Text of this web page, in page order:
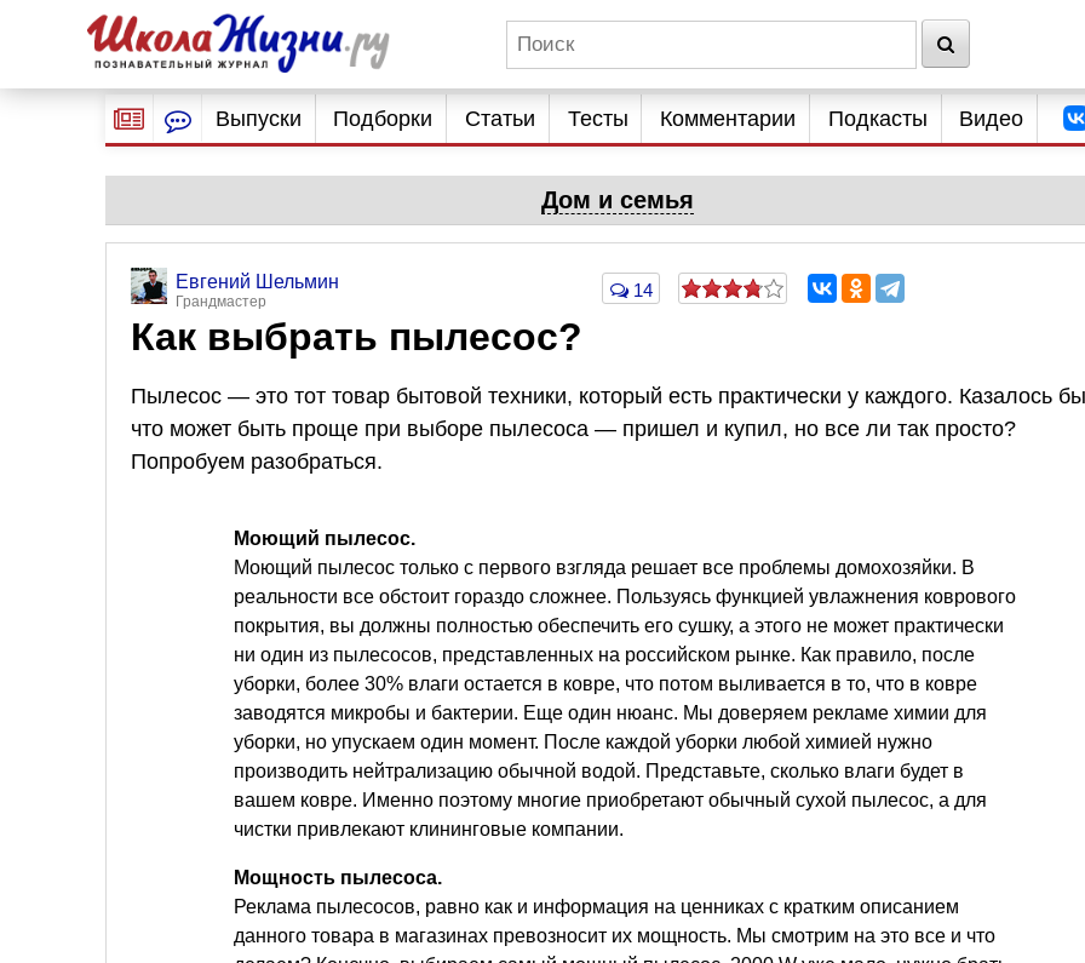
Выпуски Подборки Статьи Тесты Комментарии Подкасты Видео
Дом и семья
Евгений Шельмин
Грандмастер
14
Как выбрать пылесос?
Пылесос — это тот товар бытовой техники, который есть практически у каждого. Казалось
что может быть проще при выборе пылесоса — пришел и купил, но все ли так просто?
Попробуем разобраться.
Моющий пылесос.
Моющий пылесос только с первого взгляда решает все проблемы домохозяйки. В
реальности все обстоит гораздо сложнее. Пользуясь функцией увлажнения коврового
покрытия, вы должны полностью обеспечить его сушку, а этого не может практически
ни один из пылесосов, представленных на российском рынке. Как правило, после
уборки, более 30% влаги остается в ковре, что потом выливается в то, что в ковре
заводятся микробы и бактерии. Еще один нюанс. Мы доверяем рекламе химии для
уборки, но упускаем один момент. После каждой уборки любой химией нужно
производить нейтрализацию обычной водой. Представьте, сколько влаги будет в
вашем ковре. Именно поэтому многие приобретают обычный сухой пылесос, а для
чистки привлекают клининговые компании.
Мощность пылесоса.
Реклама пылесосов, равно как и информация на ценниках с кратким описанием
данного товара в магазинах превозносит их мощность. Мы смотрим на это все и что